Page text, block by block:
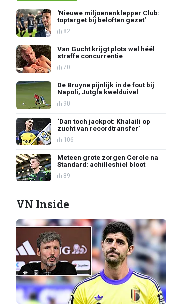
'Nieuwe miljoenenklepper Club:
toptarget bij beloften gezet'
82
Van Gucht krijgt plots wel héél
straffe concurrentie
70
De Bruyne pijnlijk in de fout bij
Napoli, Jutgla kwelduivel
90
‘Dan toch jackpot: Khalaili op
zucht van recordtransfer’
106
Meteen grote zorgen Cercle na
Standard: achilleshiel bloot
89
VN Inside